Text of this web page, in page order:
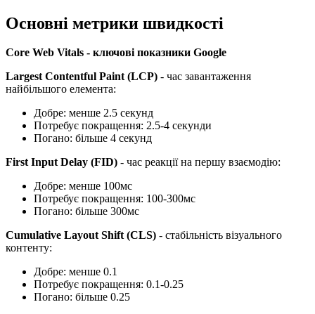
Основні метрики швидкості
Core Web Vitals - ключові показники Google
Largest Contentful Paint (LCP) - час завантаження
найбільшого елемента:
Добре: менше 2.5 секунд
Потребує покращення: 2.5-4 секунди
Погано: більше 4 секунд
First Input Delay (FID) - час реакції на першу взаємодію:
Добре: менше 100мс
Потребує покращення: 100-300мс
Погано: більше 300мс
Cumulative Layout Shift (CLS) - стабільність візуального
контенту:
Добре: менше 0.1
Потребує покращення: 0.1-0.25
Погано: більше 0.25